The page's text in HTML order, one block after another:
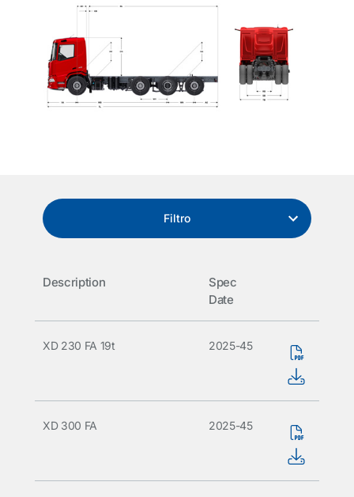
Filtro
Description
Spec
Date
XD 230 FA 19t 2025-45
XD 300 FA 2025-45